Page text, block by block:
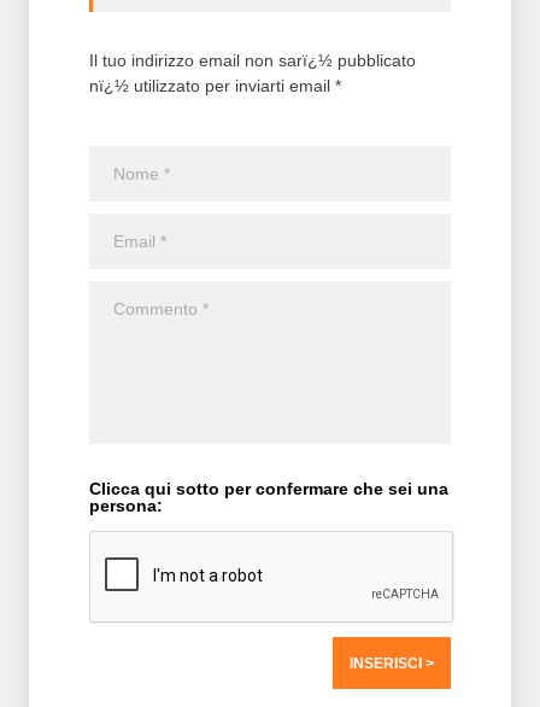
Il tuo indirizzo email non sarï¿½ pubblicato
nï¿½ utilizzato per inviarti email *
Clicca qui sotto per confermare che sei una
persona: